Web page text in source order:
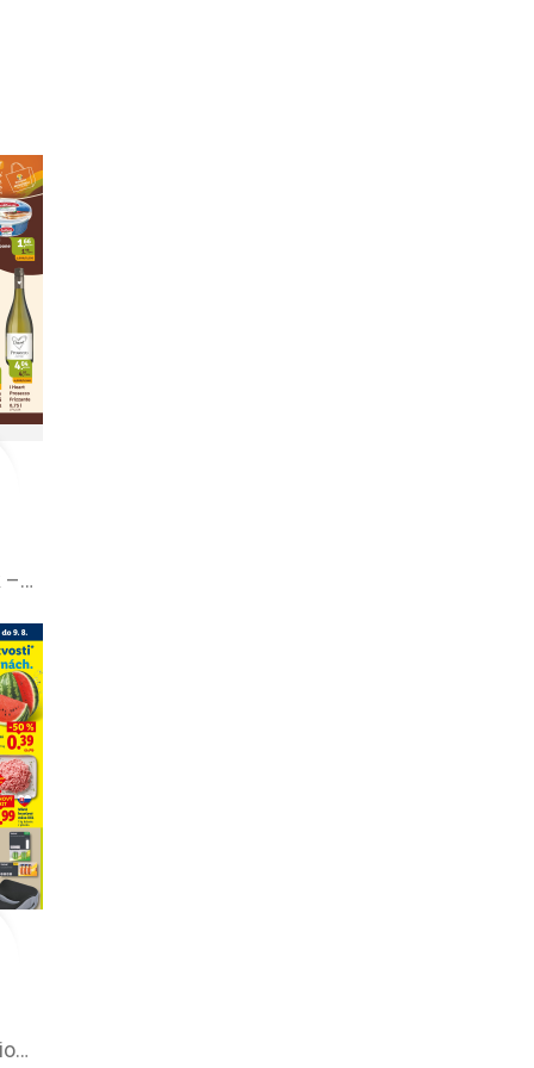
Nitrazdroj leták –⁠ akciová ponuka
Lidl leták –⁠ akciová ponuka